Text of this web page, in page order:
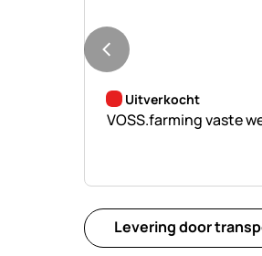
Nog geen
Uitverkocht
VOSS.farming vaste
Levering door